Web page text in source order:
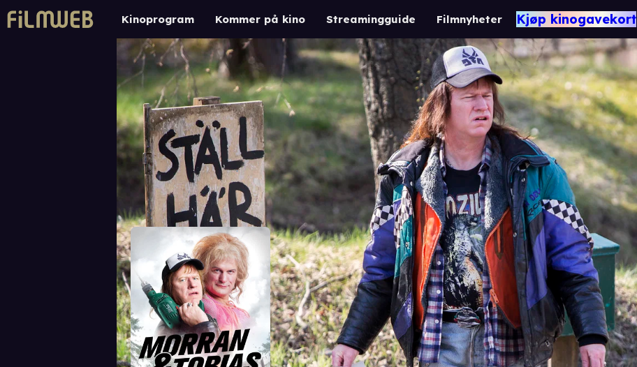
Kinoprogram Kommer på kino Streamingguide Filmnyheter Kjøp kinogavekort